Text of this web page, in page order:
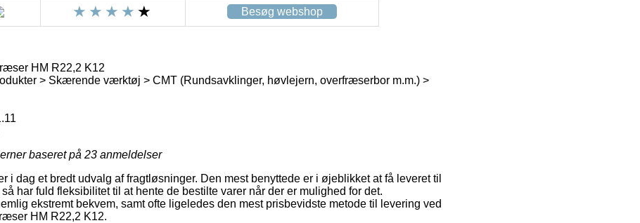
Besøg webshop
HM R22,2 K12
> Skærende værktøj > CMT (Rundsavklinger, høvlejern, overfræserbor m.m.) >
baseret på 23 anmeldelser
i dag et bredt udvalg af fragtløsninger. Den mest benyttede er i øjeblikket at få leveret til
har fuld fleksibilitet til at hente de bestilte varer når der er mulighed for det.
ekstremt bekvem, samt ofte ligeledes den mest prisbevidste metode til levering ved
HM R22,2 K12.